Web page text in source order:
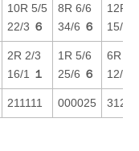
10R 5/5
22/3 ６
8R 6/6
34/6 ６
12R
15/2
2R 2/3
16/1
１
1R 5/6
25/6 ６
6R 3/
12/5
211111 000025